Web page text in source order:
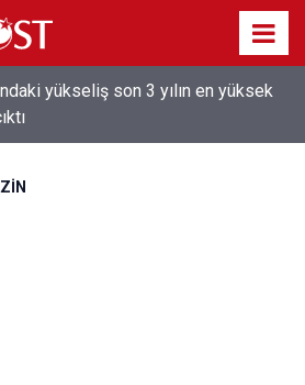
yükseliş son 3 yılın en yüksek
sekiz kişi hakkında savcılığa suç